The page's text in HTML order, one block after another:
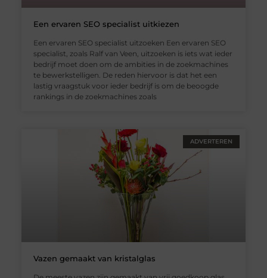
Een ervaren SEO specialist uitkiezen
Een ervaren SEO specialist uitzoeken Een ervaren SEO
specialist, zoals Ralf van Veen, uitzoeken is iets wat ieder
bedrijf moet doen om de ambities in de zoekmachines
te bewerkstelligen. De reden hiervoor is dat het een
lastig vraagstuk voor ieder bedrijf is om de beoogde
rankings in de zoekmachines zoals
ADVERTEREN
Vazen gemaakt van kristalglas